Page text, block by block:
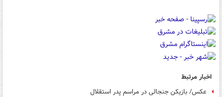
اخبار مرتبط
عکس/ بازیکن جنجالی در مراسم پدر استقلال